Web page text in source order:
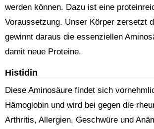
werden können. Dazu ist eine
Voraussetzung. Unser Körper zersetzt
gewinnt daraus die essenziellen
damit neue Proteine.
Histidin
Diese Aminosäure findet sich
Hämoglobin und wird bei gegen die
Arthritis, Allergien, Geschwüre und